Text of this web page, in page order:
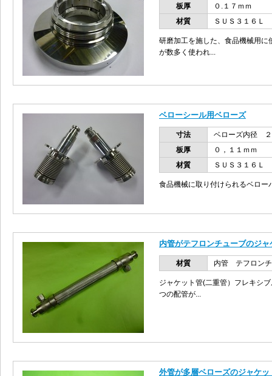
板厚
０.１７ｍｍ
材質
ＳＵＳ３１６Ｌ
研磨加工を施した、食品機械用
が数多く使われ...
ベローシール用ベローズ
寸法
ベローズ内径
板厚
０，１１ｍｍ
材質
ＳＵＳ３１６Ｌ
食品機械に取り付けられるベロー
内管がテフロンチューブのジャ
材質 内管 テフロン
ジャケット管(二重管）フレキシ
つの配管が...
外管が多層ベローズのジャケッ